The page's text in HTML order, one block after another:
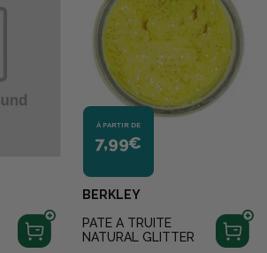
À PARTIR DE
7,99€
BERKLEY
PATE A TRUITE
NATURAL GLITTER